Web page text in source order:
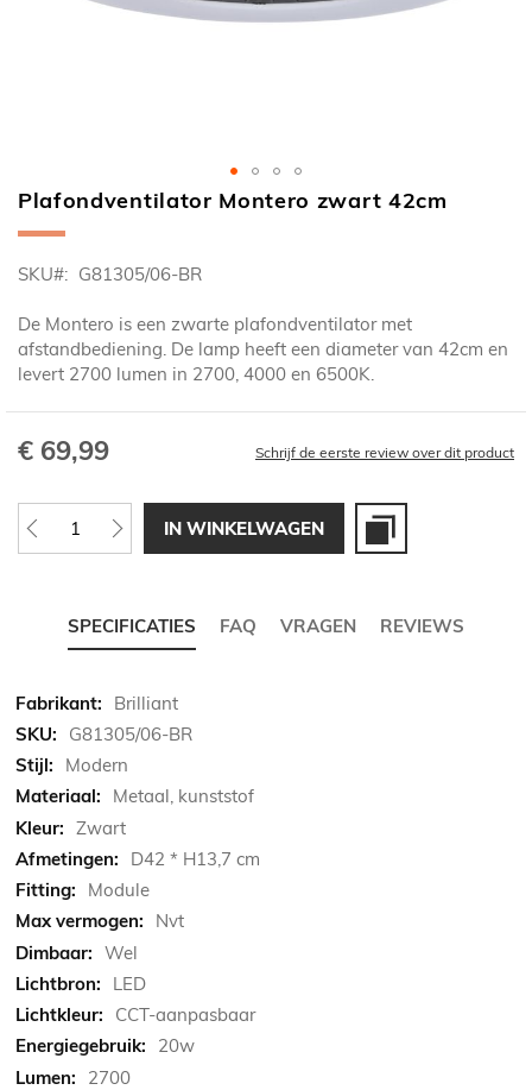
Ga
naar
begin
de
afbeeldingen-
gallerij
Plafondventilator Montero zwart 42cm
SKU G81305/06-BR
De Montero is een zwarte plafondventilator met
afstandbediening. De lamp heeft een diameter van 42cm en
levert 2700 lumen in 2700, 4000 en 6500K.
€ 69,99 Schrijf de eerste review over dit product
IN WINKELWAGEN
SPECIFICATIES FAQ VRAGEN REVIEWS
Meer
informatie
Brilliant
G81305/06-BR
Modern
Metaal, kunststof
Zwart
D42 * H13,7 cm
Module
Nvt
Wel
LED
CCT-aanpasbaar
20w
2700